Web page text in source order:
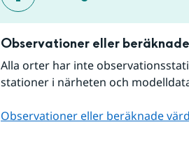
Observationer eller
Alla orter har inte
stationer i närheten och
Observationer eller beräknade